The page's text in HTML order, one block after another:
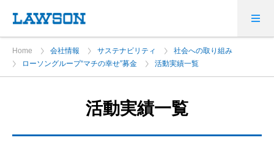
Home 会社情報 サステナビリティ
社会への取り組み
ローソングループ“マチの幸せ”募金
活動実績一覧
活動実績一覧